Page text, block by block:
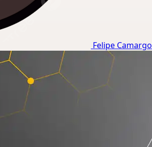
Felipe Camargo